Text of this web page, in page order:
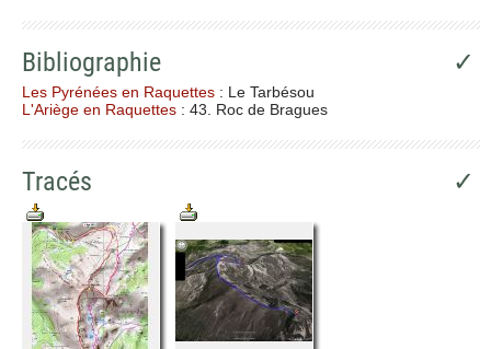
Bibliographie ✓
Les Pyrénées en Raquettes : Le Tarbésou
L'Ariège en Raquettes : 43. Roc de Bragues
Tracés ✓